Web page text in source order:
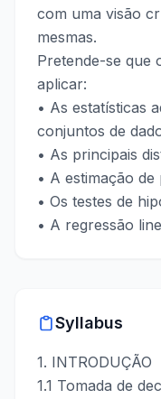
com uma visão
mesmas.
Pretende-se que
aplicar:
• As estatísticas
conjuntos de
• As principais
• A estimação
• Os testes de
• A regressão
Syllabus
1. INTRODUÇÃO
1.1 Tomada de